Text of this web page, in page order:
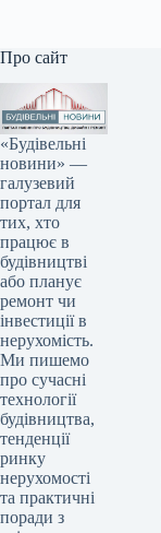
Про сайт
«Будівельні
новини» —
галузевий
портал для
тих, хто
працює в
будівництві
або планує
ремонт чи
інвестиції в
нерухомість.
Ми пишемо
про сучасні
технології
будівництва,
тенденції
ринку
нерухомості
та практичні
поради з